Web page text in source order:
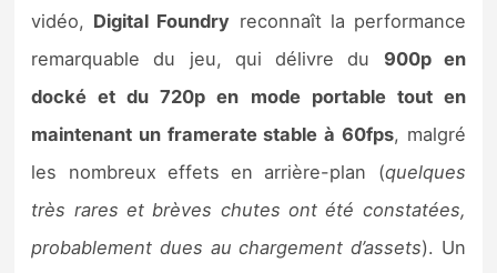
vidéo, Digital Foundry reconnaît la performance
remarquable du jeu, qui délivre du 900p en
docké et du 720p en mode portable tout en
maintenant un framerate stable à 60fps, malgré
les nombreux effets en arrière-plan (quelques
très rares et brèves chutes ont été constatées,
probablement dues au chargement d’assets). Un